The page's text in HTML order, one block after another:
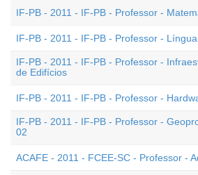
IF-PB - 2011 - IF-PB - Professor -
IF-PB - 2011 - IF-PB - Professor -
IF-PB - 2011 - IF-PB - Professor -
de Edifícios
IF-PB - 2011 - IF-PB - Professor -
IF-PB - 2011 - IF-PB - Professor -
02
ACAFE - 2011 - FCEE-SC - Professor -